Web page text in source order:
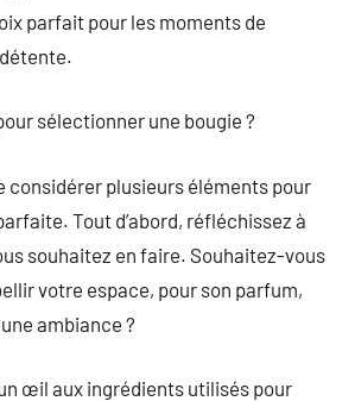
parfait pour les moments de
sélectionner une bougie ?
considérer plusieurs éléments pour
Tout d’abord, réfléchissez à
souhaitez en faire. Souhaitez-vous
votre espace, pour son parfum,
ambiance ?
œil aux ingrédients utilisés pour